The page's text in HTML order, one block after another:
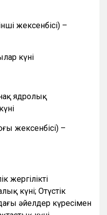
жексенбісі) –
күні
ядролық
жексенбісі) –
жергілікті
күні; Оңтүстік
әйелдер күресімен